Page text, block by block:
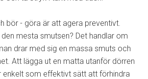
bör - göra är att agera preventivt.
mesta smutsen? Det handlar om
drar med sig en massa smuts och
Att lägga ut en matta utanför dörren
enkelt som effektivt sätt att förhindra